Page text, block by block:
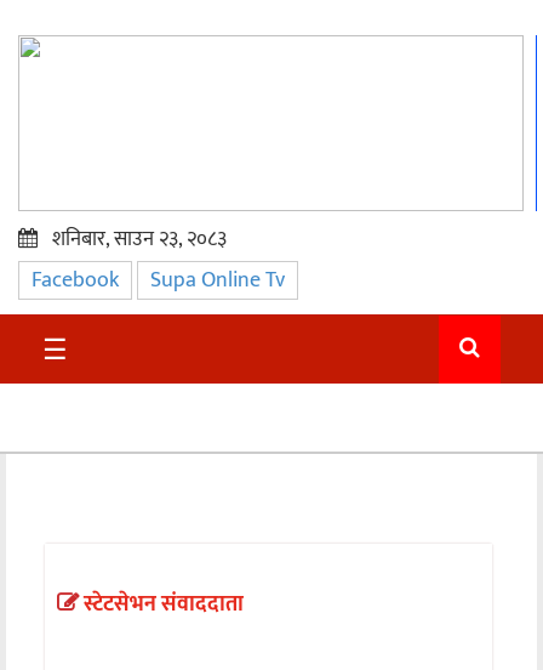
प्रमुख
समाचार
सुदुर
अन्तर्वार्ता
शनिबार, साउन २३, २०८३
Facebook Supa Online Tv
☰
स्टेटसेभन संवाददाता